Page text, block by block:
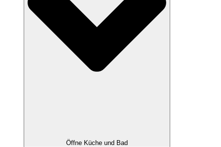
Öffne Küche und Bad